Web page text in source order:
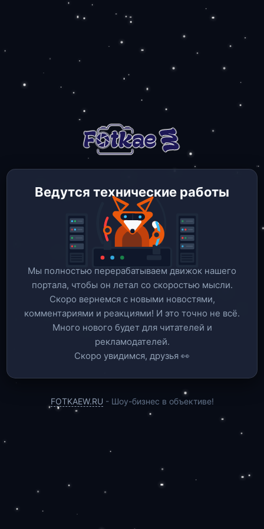
Ведутся технические работы
Мы полностью перерабатываем движок нашего
портала, чтобы он летал со скоростью мысли.
Скоро вернемся c новыми новостями,
комментариями и реакциями! И это точно не всё.
Много нового будет для читателей и
рекламодателей.
Скоро увидимся, друзья 👀
FOTKAEW.RU - Шоу-бизнес в объективе!